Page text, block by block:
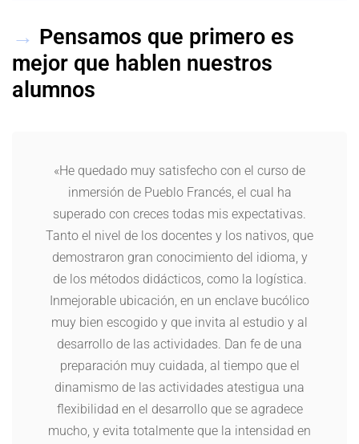
→ Pensamos que primero es
mejor que hablen nuestros
alumnos
«He quedado muy satisfecho con el curso de
inmersión de Pueblo Francés, el cual ha
superado con creces todas mis expectativas.
Tanto el nivel de los docentes y los nativos, que
demostraron gran conocimiento del idioma, y
de los métodos didácticos, como la logística.
Inmejorable ubicación, en un enclave bucólico
muy bien escogido y que invita al estudio y al
desarrollo de las actividades. Dan fe de una
preparación muy cuidada, al tiempo que el
dinamismo de las actividades atestigua una
flexibilidad en el desarrollo que se agradece
mucho, y evita totalmente que la intensidad en